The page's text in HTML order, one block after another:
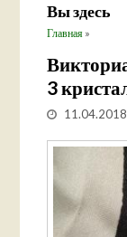
Вы здесь
Главная »
3
11.04.2018